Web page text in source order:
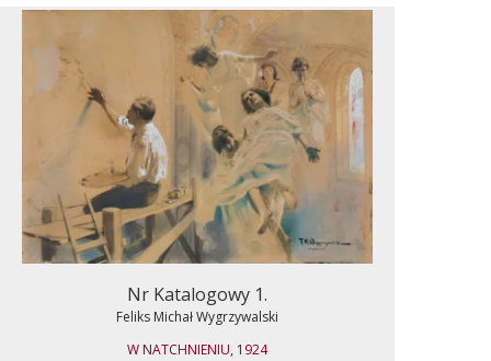
Nr Katalogowy 1.
Feliks Michał Wygrzywalski
W NATCHNIENIU, 1924